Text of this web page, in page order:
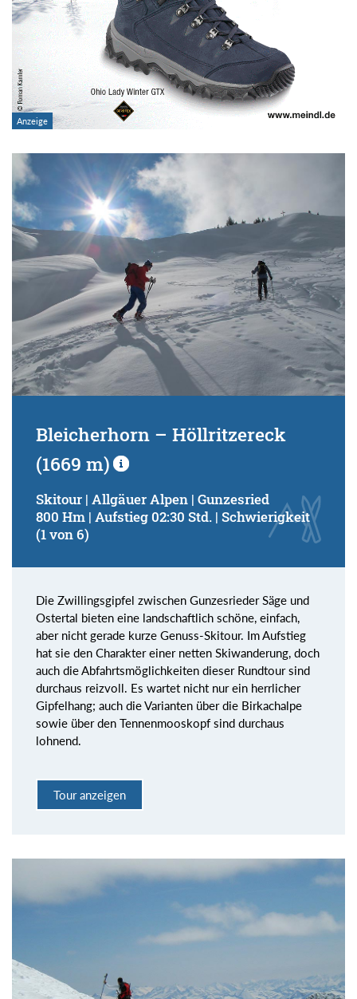
Bleicherhorn – Höllritzereck
(1669 m)
Skitour | Allgäuer Alpen | Gunzesried
800 Hm | Aufstieg 02:30 Std. | Schwierigkeit
(1 von 6)
Die Zwillingsgipfel zwischen Gunzesrieder Säge und
Ostertal bieten eine landschaftlich schöne, einfach,
aber nicht gerade kurze Genuss-Skitour. Im Aufstieg
hat sie den Charakter einer netten Skiwanderung, doch
auch die Abfahrtsmöglichkeiten dieser Rundtour sind
durchaus reizvoll. Es wartet nicht nur ein herrlicher
Gipfelhang; auch die Varianten über die Birkachalpe
sowie über den Tennenmooskopf sind durchaus
lohnend.
Tour anzeigen